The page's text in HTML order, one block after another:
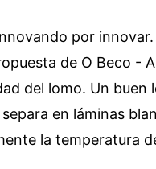
por innovar.
de O Beco -
del lomo. Un buen
en láminas
la temperatura